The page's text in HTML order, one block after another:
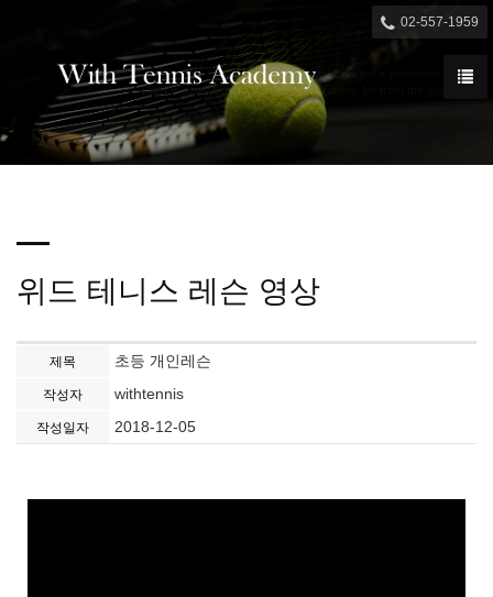
 02-557-1959
We have created a awesome theme
Far far away,behind the word mountains, far from the countries
위드 테니스 레슨 영상
제목 초등 개인레슨
작성자 withtennis
작성일자 2018-12-05